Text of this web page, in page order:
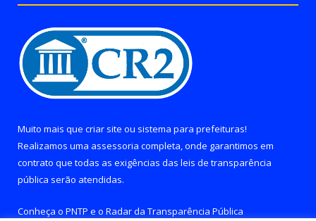
Muito mais que criar site ou sistema para prefeituras!
Realizamos uma assessoria completa, onde garantimos em
contrato que todas as exigências das leis de transparência
pública serão atendidas.
Conheça o PNTP e o Radar da Transparência Pública